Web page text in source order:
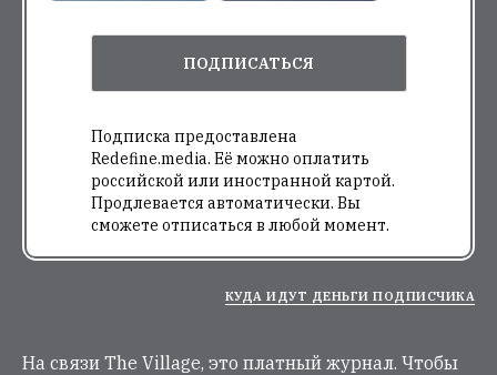
ПОДПИСАТЬСЯ
Подписка предоставлена
Redefine.media. Её можно оплатить
российской или иностранной картой.
Продлевается автоматически. Вы
сможете отписаться в любой момент.
КУДА ИДУТ ДЕНЬГИ ПОДПИСЧИКА
На связи The Village, это платный журнал. Чтобы